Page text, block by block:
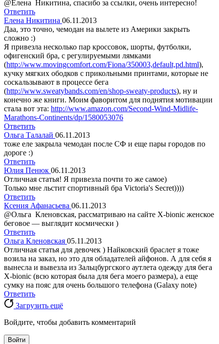
@Елена Никитина, спасибо за ссылки, очень интересно!
Ответить
Елена Никитина 06.11.2013
Даа, это точно, чемодан на вылете из Америки закрыть
сложно :)
Я привезла несколько пар кроссовок, шорты, футболки,
офигенский бра, с регулируемыми лямками
(http://www.movingcomfort.com/Fiona/350003,default,pd.html),
кучку мягких ободков с прикольными принтами, которые не
соскальзывают в процессе бега
(http://www.sweatybands.com/en/shop-sweaty-products), ну и
конечно же книги. Моим фаворитом для поднятия мотивации
стала вот эта: http://www.amazon.com/Second-Wind-Midlife-
Marathons-Continents/dp/1580053076
Ответить
Ольга Талалай 06.11.2013
тоже еле закрыла чемодан после СФ и еще пары городов по
дороге :)
Ответить
Юлия Пенюк 06.11.2013
Отличная статья! Я привезла почти то же самое)
Только мне льстит спортивный бра Victoria's Secret))))
Ответить
Ксения Афанасьева 06.11.2013
@Ольга Кленовская, рассматриваю на сайте X-bionic женское
беговое — выглядит космически )
Ответить
Ольга Кленовская 05.11.2013
Отличная статья для девочек ) Найковский браслет я тоже
возила на заказ, но это для обладателей айфонов. А для себя я
вынесла и вывезла из Зальцбургского аутлета одежду для бега
X-bionic (всю которая была для бега моего размера), а еще
сумку на пояс для очень большого телефона (Galaxy note)
Ответить
Загрузить ещё
Войдите, чтобы добавить комментарий
Войти